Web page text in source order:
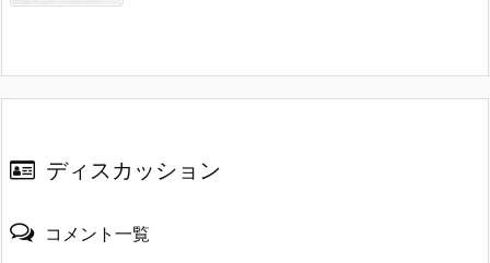
ディスカッション
コメント一覧